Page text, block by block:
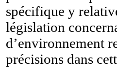
spécifique y
législation
d’environnement
précisions dans